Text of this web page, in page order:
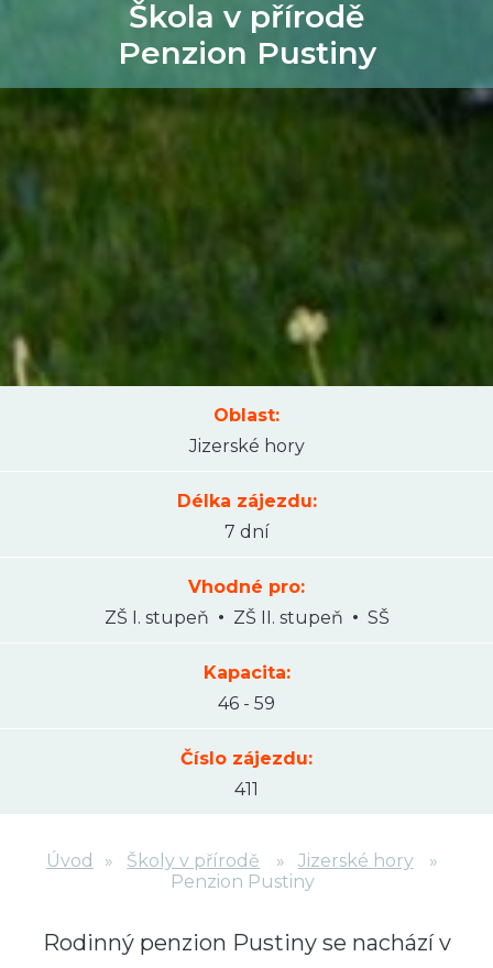
Škola v přírodě
Penzion Pustiny
Oblast:
Jizerské hory
Délka zájezdu:
7 dní
Vhodné pro:
ZŠ I. stupeň
ZŠ II. stupeň SŠ
Kapacita:
46 - 59
Číslo zájezdu:
411
Úvod Školy v přírodě
Jizerské hory
Penzion Pustiny
Rodinný penzion Pustiny se nachází v